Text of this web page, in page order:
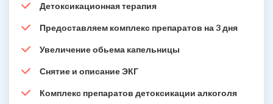
Детоксикационная терапия
Предоставляем комплекс препаратов на 3 дня
Увеличение обьема капельницы
Снятие и описание ЭКГ
Комплекс препаратов детоксикации алкоголя